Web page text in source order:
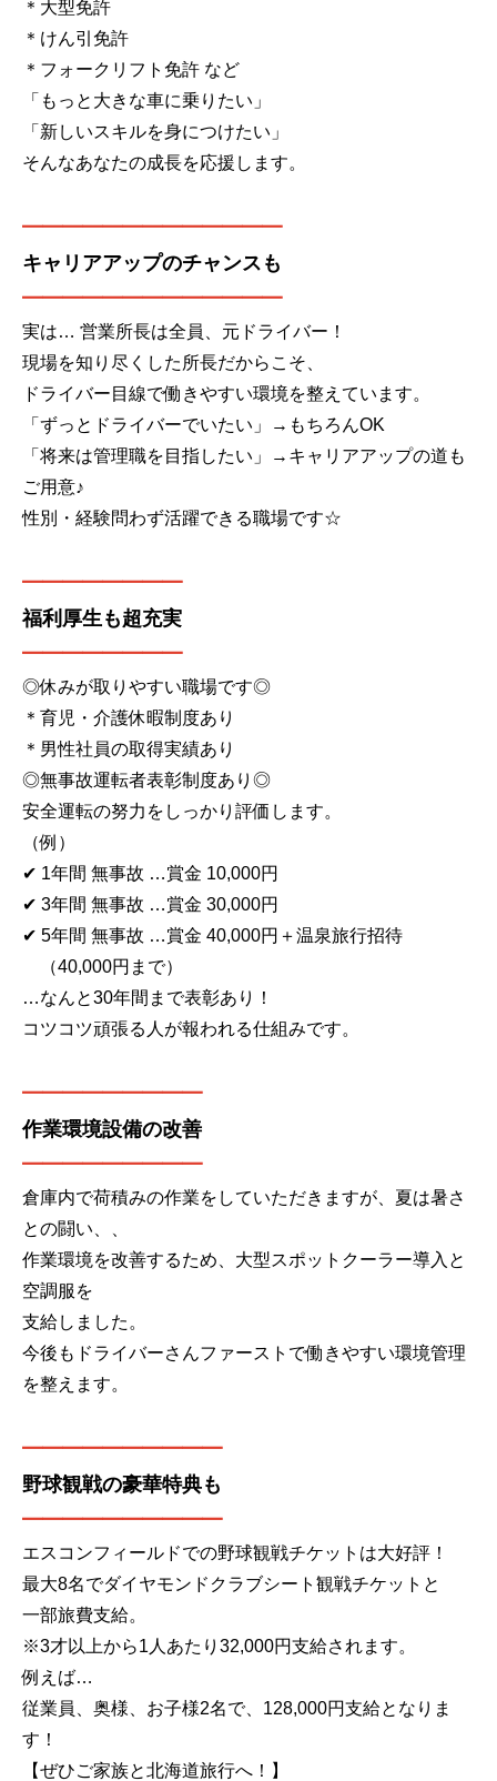
＊大型免許
＊けん引免許
＊フォークリフト免許 など
「もっと大きな車に乗りたい」
「新しいスキルを身につけたい」
そんなあなたの成長を応援します。
━━━━━━━━━━━━━
キャリアアップのチャンスも
━━━━━━━━━━━━━
実は… 営業所長は全員、元ドライバー！
現場を知り尽くした所長だからこそ、
ドライバー目線で働きやすい環境を整えています。
「ずっとドライバーでいたい」→もちろんOK
「将来は管理職を目指したい」→キャリアアップの道も
ご用意♪
性別・経験問わず活躍できる職場です☆
━━━━━━━━
福利厚生も超充実
━━━━━━━━
◎休みが取りやすい職場です◎
＊育児・介護休暇制度あり
＊男性社員の取得実績あり
◎無事故運転者表彰制度あり◎
安全運転の努力をしっかり評価します。
（例）
✔ 1年間 無事故 …賞金 10,000円
✔ 3年間 無事故 …賞金 30,000円
✔ 5年間 無事故 …賞金 40,000円＋温泉旅行招待
（40,000円まで）
…なんと30年間まで表彰あり！
コツコツ頑張る人が報われる仕組みです。
━━━━━━━━━
作業環境設備の改善
━━━━━━━━━
倉庫内で荷積みの作業をしていただきますが、夏は暑さ
との闘い、、
作業環境を改善するため、大型スポットクーラー導入と
空調服を
支給しました。
今後もドライバーさんファーストで働きやすい環境管理
を整えます。
━━━━━━━━━━
野球観戦の豪華特典も
━━━━━━━━━━
エスコンフィールドでの野球観戦チケットは大好評！
最大8名でダイヤモンドクラブシート観戦チケットと
一部旅費支給。
※3才以上から1人あたり32,000円支給されます。
例えば…
従業員、奥様、お子様2名で、128,000円支給となりま
す！
【ぜひご家族と北海道旅行へ！】